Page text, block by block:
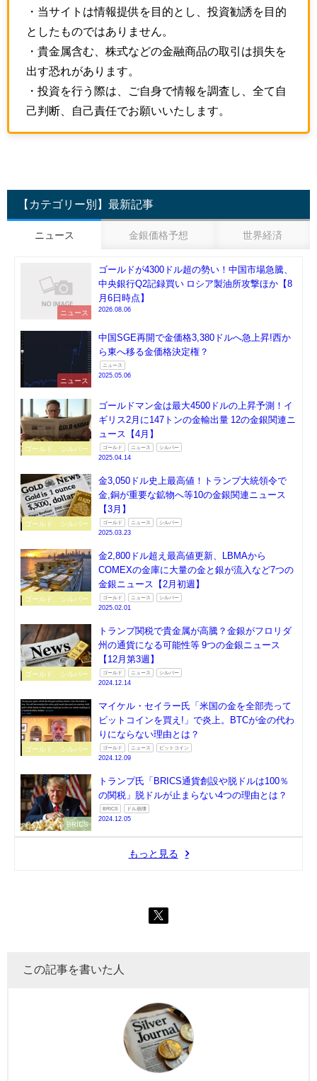
・当サイトは情報提供を目的とし、投資勧誘を目的
としたものではありません。
・貴金属含む、株式などの金融商品の取引は損失を
出す恐れがあります。
・投資を行う際は、ご自身で情報を調査し、全て自
己判断、自己責任でお願いいたします。
【カテゴリー別】最新記事
ニュース 金銀価格予想 世界経済
ニュース
ゴールドが4300ドル超の勢い！中国市場急騰、
中央銀行Q2記録買い ロシア製油所攻撃ほか【8
月6日時点】
2026.08.06
ニュース
中国SGE再開で金価格3,380ドルへ急上昇!西か
ら東へ移る金価格決定権？
ニュース
2025.05.06
ゴールド、シルバー
ゴールドマン金は最大4500ドルの上昇予測！イ
ギリス2月に147トンの金輸出量 12の金銀関連ニ
ュース【4月】
ゴールド ニュース シルバー
2025.04.14
ゴールド、シルバー
金3,050ドル史上最高値！トランプ大統領令で
金,銅が重要な鉱物へ等10の金銀関連ニュース
【3月】
ゴールド ニュース シルバー
2025.03.23
ゴールド、シルバー
金2,800ドル超え最高値更新、LBMAから
COMEXの金庫に大量の金と銀が流入など7つの
金銀ニュース【2月初週】
ゴールド ニュース シルバー
2025.02.01
ゴールド、シルバー
トランプ関税で貴金属が高騰？金銀がフロリダ
州の通貨になる可能性等 9つの金銀ニュース
【12月第3週】
ゴールド ニュース シルバー
2024.12.14
ゴールド、シルバー
マイケル・セイラー氏「米国の金を全部売って
ビットコインを買え!」で炎上。BTCが金の代わ
りにならない理由とは？
ゴールド ニュース ビットコイン
2024.12.09
BRICS
トランプ氏「BRICS通貨創設や脱ドルは100％
の関税」脱ドルが止まらない4つの理由とは？
BRICS ドル崩壊
2024.12.05
もっと見る
この記事を書いた人